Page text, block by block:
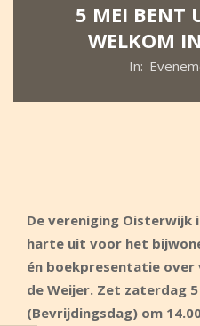
5 MEI BENT
WELKOM
In:
De vereniging Oisterwijk
harte uit voor het
én boekpresentatie
de Weijer. Zet zaterdag
(Bevrijdingsdag) om